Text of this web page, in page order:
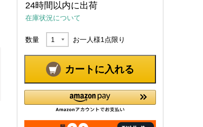
24時間以内に出荷
在庫状況について
数量 お一人様1 点限り
カートに入れる